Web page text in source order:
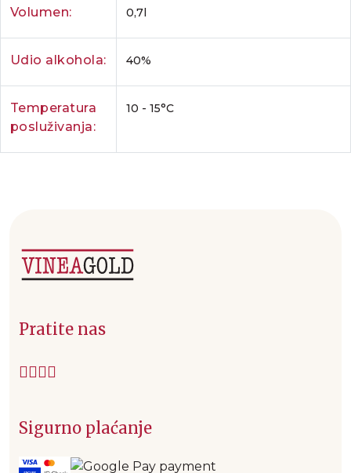
Volumen: 0,7l
Udio alkohola: 40%
Temperatura
posluživanja:
10 - 15°C
Pratite nas
Sigurno plaćanje